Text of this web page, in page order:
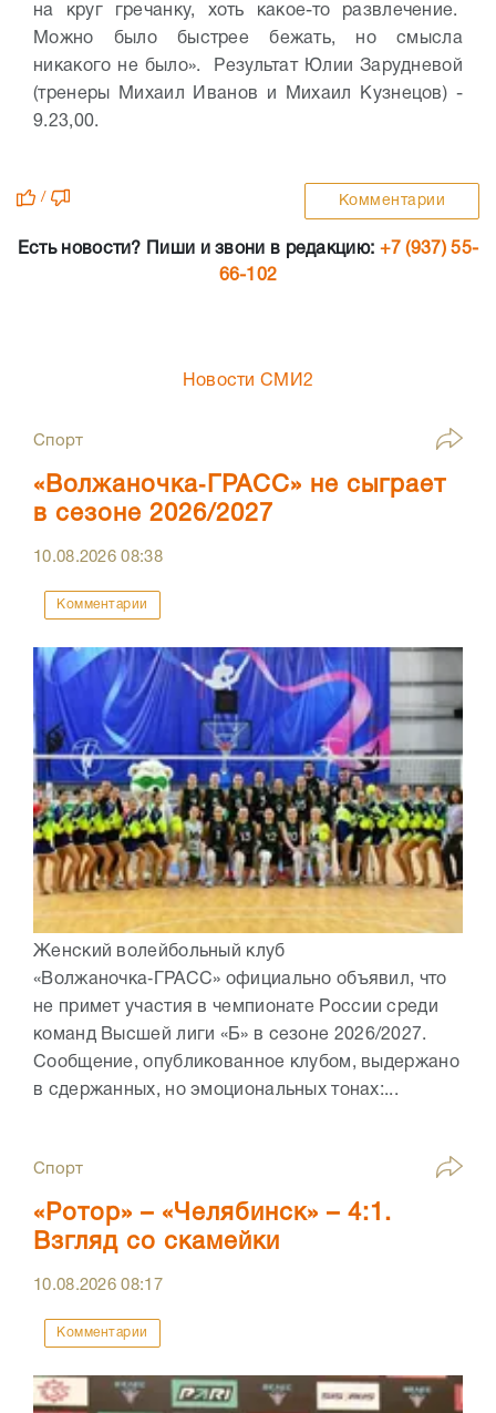
на круг гречанку, хоть какое-то развлечение.
Можно было быстрее бежать, но смысла
никакого не было». Результат Юлии Зарудневой
(тренеры Михаил Иванов и Михаил Кузнецов) -
9.23,00.
/ Комментарии
Есть новости? Пиши и звони в редакцию: +7 (937) 55-
66-102
Новости СМИ2
Спорт
«Волжаночка‑ГРАСС» не сыграет
в сезоне 2026/2027
10.08.202608:38
Комментарии
Женский волейбольный клуб
«Волжаночка‑ГРАСС» официально объявил, что
не примет участия в чемпионате России среди
команд Высшей лиги «Б» в сезоне 2026/2027.
Сообщение, опубликованное клубом, выдержано
в сдержанных, но эмоциональных тонах:...
Спорт
«Ротор» – «Челябинск» – 4:1.
Взгляд со скамейки
10.08.202608:17
Комментарии